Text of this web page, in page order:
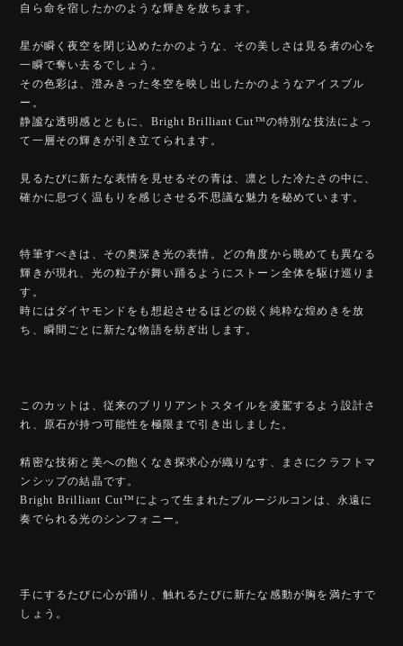
自ら命を宿したかのような輝きを放ちます。
星が瞬く夜空を閉じ込めたかのような、その美しさは見る者の心を
一瞬で奪い去るでしょう。
その色彩は、澄みきった冬空を映し出したかのようなアイスブル
ー。
静謐な透明感とともに、Bright Brilliant Cut™️の特別な技法によっ
て一層その輝きが引き立てられます。
見るたびに新たな表情を見せるその青は、凛とした冷たさの中に、
確かに息づく温もりを感じさせる不思議な魅力を秘めています。
特筆すべきは、その奥深き光の表情。どの角度から眺めても異なる
輝きが現れ、光の粒子が舞い踊るようにストーン全体を駆け巡りま
す。
時にはダイヤモンドをも想起させるほどの鋭く純粋な煌めきを放
ち、瞬間ごとに新たな物語を紡ぎ出します。
このカットは、従来のブリリアントスタイルを凌駕するよう設計さ
れ、原石が持つ可能性を極限まで引き出しました。
精密な技術と美への飽くなき探求心が織りなす、まさにクラフトマ
ンシップの結晶です。
Bright Brilliant Cut™️によって生まれたブルージルコンは、永遠に
奏でられる光のシンフォニー。
手にするたびに心が踊り、触れるたびに新たな感動が胸を満たすで
しょう。